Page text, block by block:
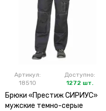
Артикул:
18510
Доступно:
1272 шт.
Брюки «Престиж СИРИУС»
мужские темно-серые